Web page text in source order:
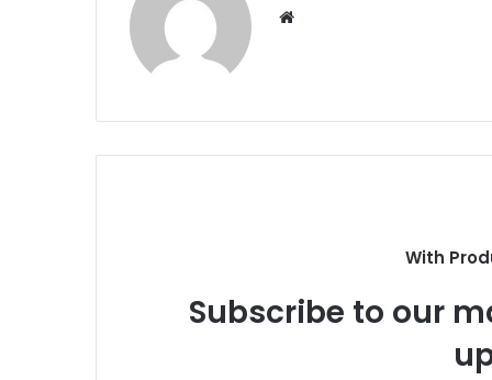
i
With
Subscribe to our